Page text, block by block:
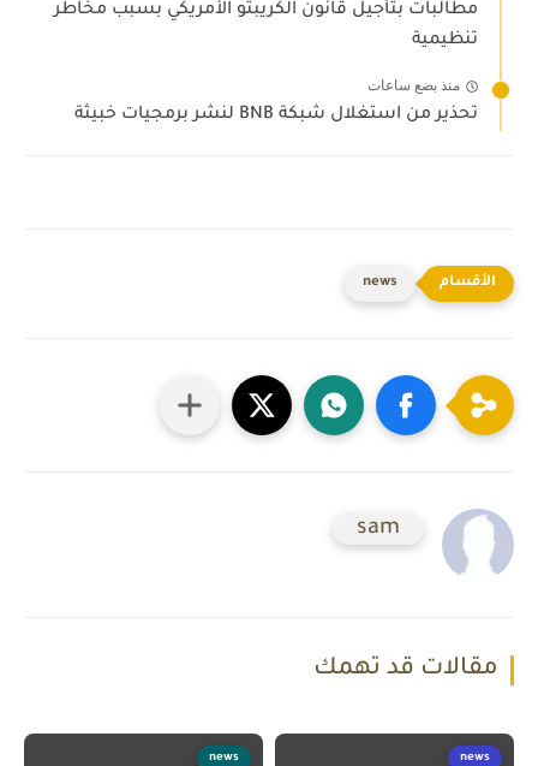
مطالبات بتأجيل قانون الكريبتو الأمريكي بسبب مخاطر
تنظيمية
منذ بضع ساعات
تحذير من استغلال شبكة BNB لنشر برمجيات خبيثة
news
sam
مقالات قد تهمك
news
news